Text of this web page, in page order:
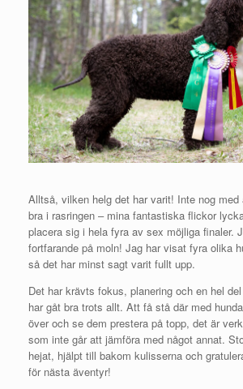
Alltså, vilken helg det har varit! Inte nog
bra i rasringen – mina fantastiska flickor
placera sig i hela fyra av sex möjliga finaler.
fortfarande på moln! Jag har visat fyra olika
så det har minst sagt varit fullt upp.
Det har krävts fokus, planering och en hel
har gåt bra trots allt. Att få stå där med
över och se dem prestera på topp, det är
som inte går att jämföra med något annat.
hejat, hjälpt till bakom kulisserna och
för nästa äventyr!